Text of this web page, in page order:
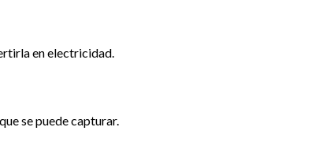
en electricidad.
se puede capturar.